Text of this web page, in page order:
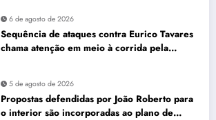
6 de agosto de 2026
Sequência de ataques contra Eurico Tavares
chama atenção em meio à corrida pela
5 de agosto de 2026
Propostas defendidas por João Roberto para
o interior são incorporadas ao plano de